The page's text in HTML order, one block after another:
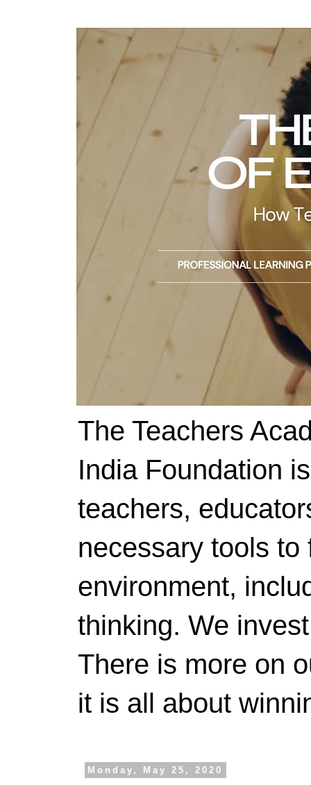
The Teachers
India Foundation
teachers,
necessary tools
environment,
thinking. We
There is more on
it is all about
Monday, May 25, 2020